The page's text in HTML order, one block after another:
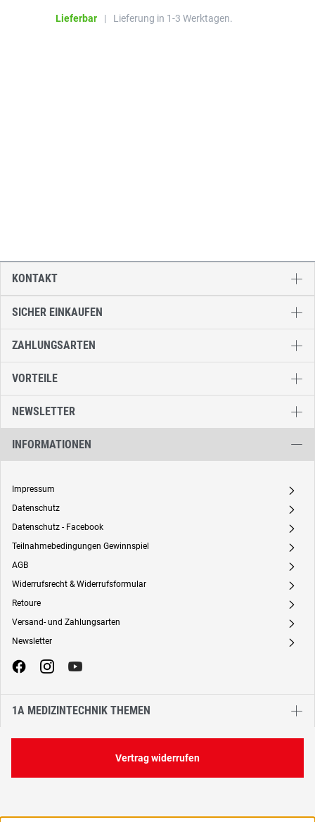
Lieferbar | Lieferung in 1-3 Werktagen.
SICHER EINKAUFEN
ZAHLUNGSARTEN
VORTEILE
NEWSLETTER
INFORMATIONEN
Impressum A
Datenschutz A
Datenschutz - Facebook A
Teilnahmebedingungen Gewinnspiel A
AGB A
Widerrufsrecht & Widerrufsformular A
Retoure A
Versand- und Zahlungsarten A
Newsletter A
1A MEDIZINTECHNIK THEMEN
KONTAKT
Vertrag widerrufen